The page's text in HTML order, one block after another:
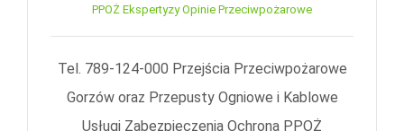
PPOŻ Ekspertyzy Opinie Przeciwpożarowe
Tel. 789-124-000 Przejścia Przeciwpożarowe
Gorzów oraz Przepusty Ogniowe i Kablowe
Usługi Zabezpieczenia Ochrona PPOŻ